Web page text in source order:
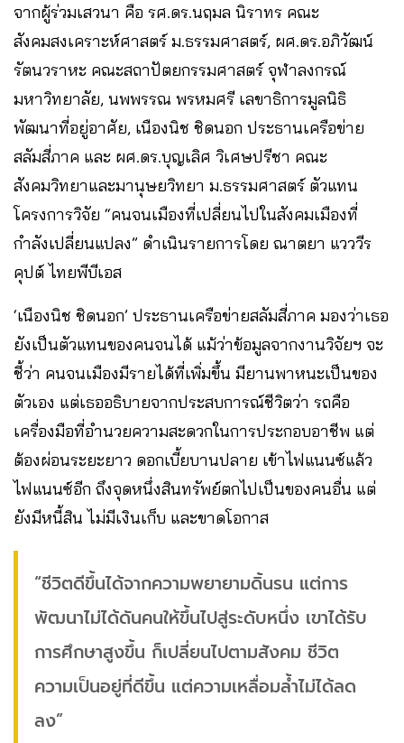
จากผู้ร่วมเสวนา คือ รศ.ดร.นฤมล นิราทร คณะ
สังคมสงเคราะห์ศาสตร์ ม.ธรรมศาสตร์, ผศ.ดร.อภิวัฒน์
รัตนวราหะ คณะสถาปัตยกรรมศาสตร์ จุฬาลงกรณ์
มหาวิทยาลัย, นพพรรณ พรหมศรี เลขาธิการมูลนิธิ
พัฒนาที่อยู่อาศัย, เนืองนิช ชิดนอก ประธานเครือข่าย
สลัมสี่ภาค และ ผศ.ดร.บุญเลิศ วิเศษปรีชา คณะ
สังคมวิทยาและมานุษยวิทยา ม.ธรรมศาสตร์ ตัวแทน
โครงการวิจัย “คนจนเมืองที่เปลี่ยนไปในสังคมเมืองที่
กำลังเปลี่ยนแปลง” ดำเนินรายการโดย ณาตยา แวววีร
คุปต์ ไทยพีบีเอส
‘เนืองนิช ชิดนอก’ ประธานเครือข่ายสลัมสี่ภาค มองว่าเธอ
ยังเป็นตัวแทนของคนจนได้ แม้ว่าข้อมูลจากงานวิจัยฯ จะ
ชี้ว่า คนจนเมืองมีรายได้ที่เพิ่มขึ้น มียานพาหนะเป็นของ
ตัวเอง แต่เธออธิบายจากประสบการณ์ชีวิตว่า รถคือ
เครื่องมือที่อำนวยความสะดวกในการประกอบอาชีพ แต่
ต้องผ่อนระยะยาว ดอกเบี้ยบานปลาย เข้าไฟแนนซ์แล้ว
ไฟแนนซ์อีก ถึงจุดหนึ่งสินทรัพย์ตกไปเป็นของคนอื่น แต่
ยังมีหนี้สิน ไม่มีเงินเก็บ และขาดโอกาส
“ชีวิตดีขึ้นได้จากความพยายามดิ้นรน แต่การ
พัฒนาไม่ได้ดันคนให้ขึ้นไปสู่ระดับหนึ่ง เขาได้รับ
การศึกษาสูงขึ้น ก็เปลี่ยนไปตามสังคม ชีวิต
ความเป็นอยู่ที่ดีขึ้น แต่ความเหลื่อมล้ำไม่ได้ลด
ลง”